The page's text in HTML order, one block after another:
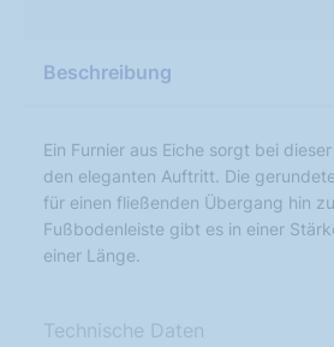
Beschreibung
Ein Furnier aus Eiche sorgt bei
den eleganten Auftritt. Die
für einen fließenden Übergang hin
Fußbodenleiste gibt es in einer
einer Länge.
Technische Daten